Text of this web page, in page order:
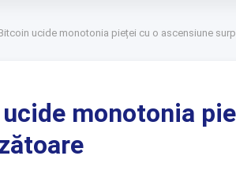
ucide monotonia pieței cu o ascensiune
monotonia